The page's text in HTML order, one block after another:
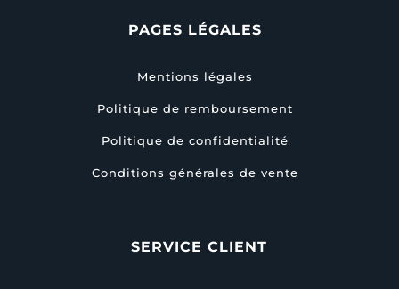
PAGES LÉGALES
Mentions légales
Politique de remboursement
Politique de confidentialité
Conditions générales de vente
SERVICE CLIENT